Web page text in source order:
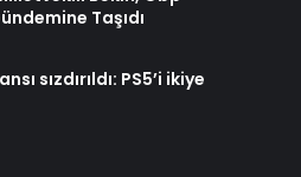
Taşıdı
sızdırıldı: PS5’i ikiye